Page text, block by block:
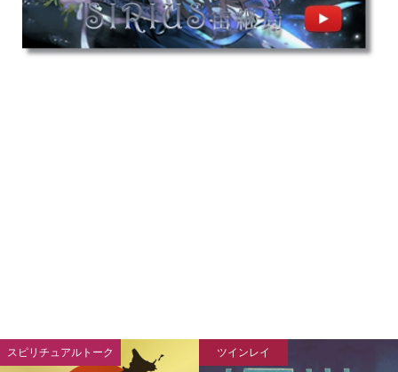
スピリチュアルトーク ツインレイ